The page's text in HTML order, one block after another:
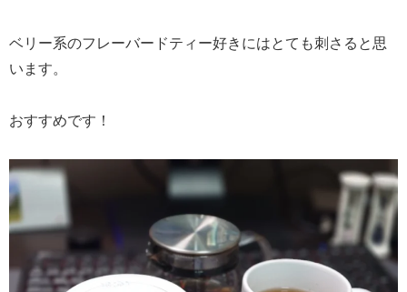
ベリー系のフレーバードティー好きにはとても刺さると思
います。
おすすめです！